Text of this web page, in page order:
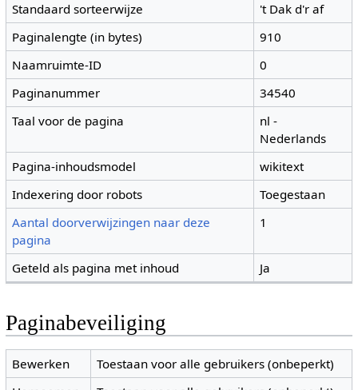
Standaard sorteerwijze
't Dak d'r af
Paginalengte (in bytes)
910
Naamruimte-ID
0
Paginanummer
34540
Taal voor de pagina
nl -
Nederlands
Pagina-inhoudsmodel
wikitext
Indexering door robots
Toegestaan
Aantal doorverwijzingen naar deze
pagina
1
Geteld als pagina met inhoud Ja
Paginabeveiliging
Bewerken
Toestaan voor alle gebruikers (onbeperkt)